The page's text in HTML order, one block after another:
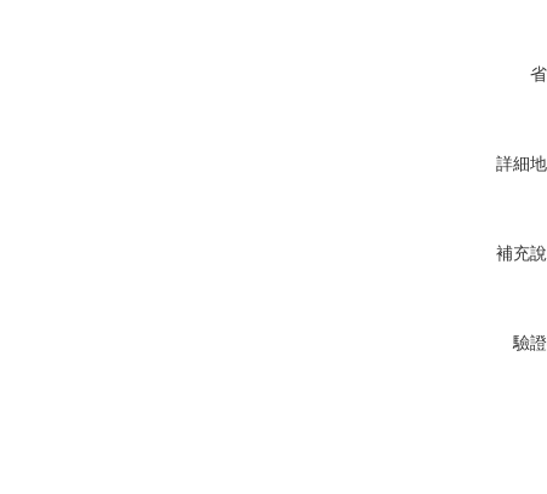
詳細地
補充說
驗證